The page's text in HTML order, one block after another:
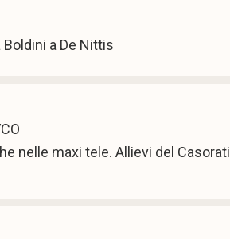
Boldini a De Nittis
nelle maxi tele. Allievi del Casorati